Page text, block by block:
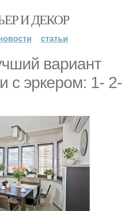
И ДЕКОР
статьи
вариант
с эркером: 1- 2-